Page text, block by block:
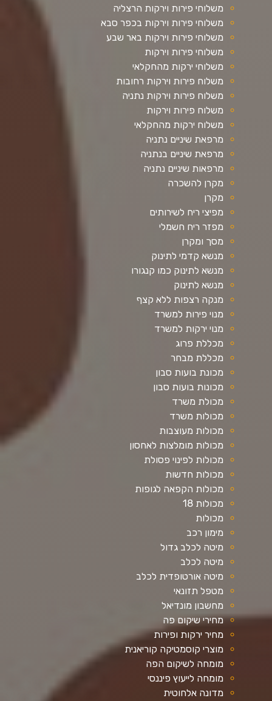
משלוחי פירות וירקות הרצליה
משלוחי פירות וירקות בכפר סבא
משלוחי פירות וירקות באר שבע
משלוחי פירות וירקות
משלוחי ירקות מהחקלאי
משלוח פירות וירקות רחובות
משלוח פירות וירקות נתניה
משלוח פירות וירקות
משלוח ירקות מהחקלאי
מרפאת שיניים נתניה
מרפאת שיניים בנתניה
מרפאות שיניים נתניה
מקרן להשכרה
מקרן
מפיצי ריח לשירותים
מפזר ריח חשמלי
מסך ומקרן
מנשא קדמי לתינוק
מנשא לתינוק כמו קנגורו
מנשא לתינוק
מנקה רצפות ללא קצף
מנוי פירות למשרד
מנוי ירקות למשרד
מכללת פרוג
מכללת מבחר
מכונת בועות סבון
מכונות בועות סבון
מכולת משרד
מכולות משרד
מכולות מעוצבות
מכולות מומלצות לאחסון
מכולות לפינוי פסולת
מכולות חדשות
מכולות הקפאה לגופות
מכולות 18
מכולות
מימון רכב
מיטה לכלב גדול
מיטה לכלב
מיטה אורטופדית לכלב
מטפל תזונאי
מחשבון מונדיאל
מחירי שיקום פה
מחיר ירקות ופירות
מוצרי קוסמטיקה קוריאנית
מומחה לשיקום הפה
מומחה לייעוץ פיננסי
מדונה אלחוטית